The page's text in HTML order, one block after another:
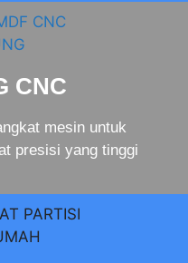
CNC
mesin untuk
presisi yang tinggi